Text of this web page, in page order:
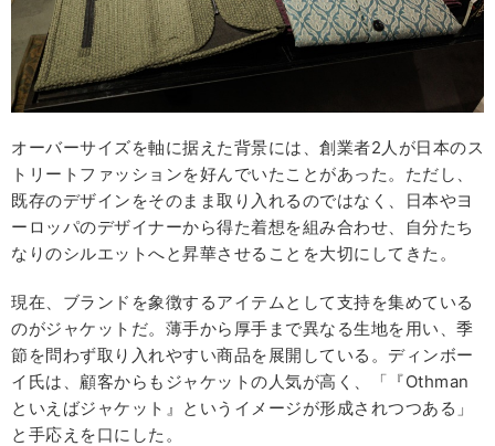
オーバーサイズを軸に据えた背景には、創業者2人が日本のス
トリートファッションを好んでいたことがあった。ただし、
既存のデザインをそのまま取り入れるのではなく、日本やヨ
ーロッパのデザイナーから得た着想を組み合わせ、自分たち
なりのシルエットへと昇華させることを大切にしてきた。
現在、ブランドを象徴するアイテムとして支持を集めている
のがジャケットだ。薄手から厚手まで異なる生地を用い、季
節を問わず取り入れやすい商品を展開している。ディンボー
イ氏は、顧客からもジャケットの人気が高く、「『Othman
といえばジャケット』というイメージが形成されつつある」
と手応えを口にした。